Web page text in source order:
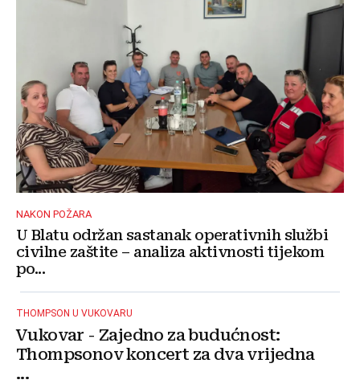
NAKON POŽARA
U Blatu održan sastanak operativnih službi
civilne zaštite – analiza aktivnosti tijekom
po...
THOMPSON U VUKOVARU
Vukovar - Zajedno za budućnost:
Thompsonov koncert za dva vrijedna
...